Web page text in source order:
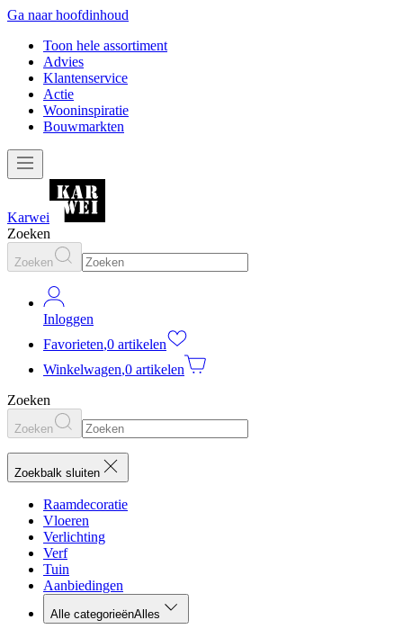
Ga naar hoofdinhoud
Toon hele assortiment
Advies
Klantenservice
Actie
Wooninspiratie
Bouwmarkten
Karwei
Zoeken
Zoeken
Inloggen
Favorieten,0 artikelen
Winkelwagen,0 artikelen
Zoeken
Zoeken
Zoekbalk sluiten
Raamdecoratie
Vloeren
Verlichting
Verf
Tuin
Aanbiedingen
Alle categorieënAlles